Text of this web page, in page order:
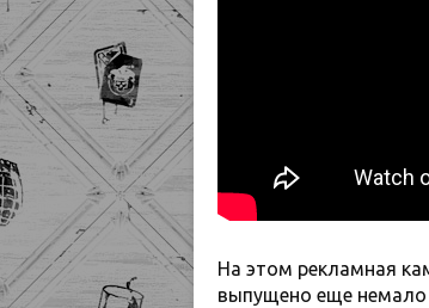
На этом рекламная
выпущено еще немало